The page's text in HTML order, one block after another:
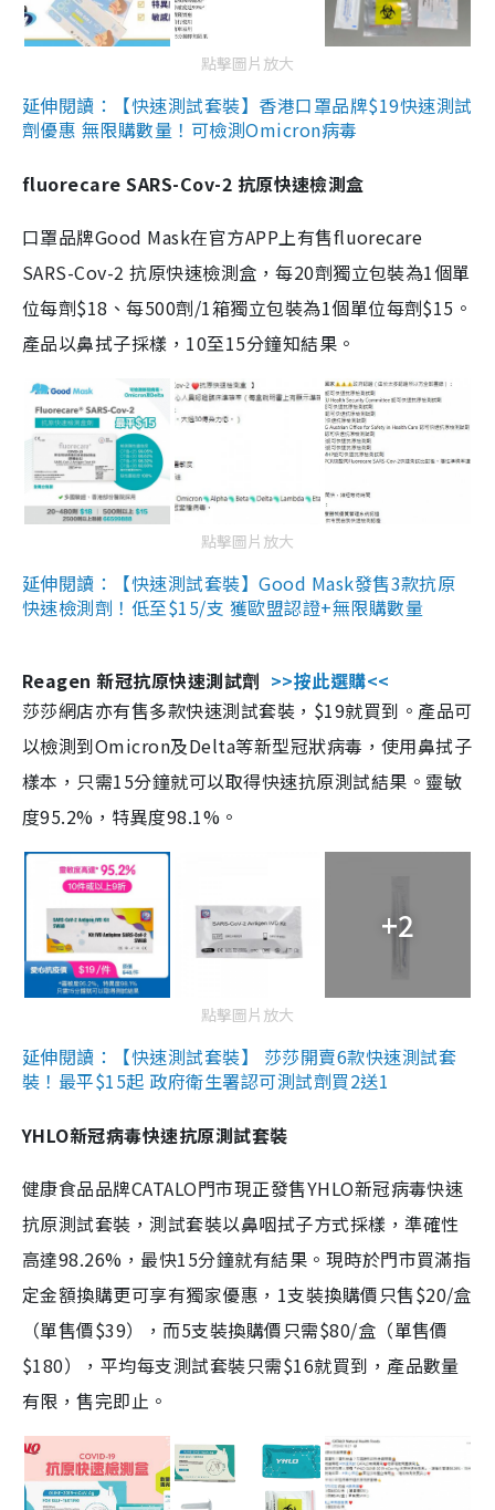
點擊圖片放大
延伸閱讀：【快速測試套裝】香港口罩品牌$19快速測試
劑優惠 無限購數量！可檢測Omicron病毒
fluorecare SARS-Cov-2 抗原快速檢測盒
口罩品牌Good Mask在官方APP上有售fluorecare
SARS-Cov-2 抗原快速檢測盒，每20劑獨立包裝為1個單
位每劑$18、每500劑/1箱獨立包裝為1個單位每劑$15。
產品以鼻拭子採樣，10至15分鐘知結果。
點擊圖片放大
延伸閱讀：【快速測試套裝】Good Mask發售3款抗原
快速檢測劑！低至$15/支 獲歐盟認證+無限購數量
Reagen 新冠抗原快速測試劑 >>按此選購<<
莎莎網店亦有售多款快速測試套裝，$19就買到。產品可
以檢測到Omicron及Delta等新型冠狀病毒，使用鼻拭子
樣本，只需15分鐘就可以取得快速抗原測試結果。靈敏
度95.2%，特異度98.1%。
+2
點擊圖片放大
延伸閱讀：【快速測試套裝】 莎莎開賣6款快速測試套
裝！最平$15起 政府衛生署認可測試劑買2送1
YHLO新冠病毒快速抗原測試套裝
健康食品品牌CATALO門市現正發售YHLO新冠病毒快速
抗原測試套裝，測試套裝以鼻咽拭子方式採樣，準確性
高達98.26%，最快15分鐘就有結果。現時於門市買滿指
定金額換購更可享有獨家優惠，1支裝換購價只售$20/盒
（單售價$39），而5支裝換購價只需$80/盒（單售價
$180），平均每支測試套裝只需$16就買到，產品數量
有限，售完即止。